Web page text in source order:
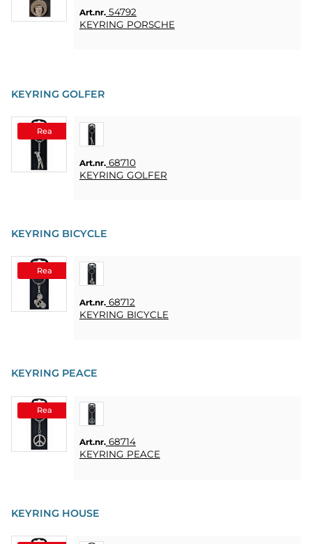
Art.nr. 54792
KEYRING PORSCHE
Rea
KEYRING GOLFER
Art.nr. 68710
KEYRING GOLFER
Rea
KEYRING BICYCLE
Art.nr. 68712
KEYRING BICYCLE
Rea
KEYRING PEACE
Art.nr. 68714
KEYRING PEACE
KEYRING HOUSE